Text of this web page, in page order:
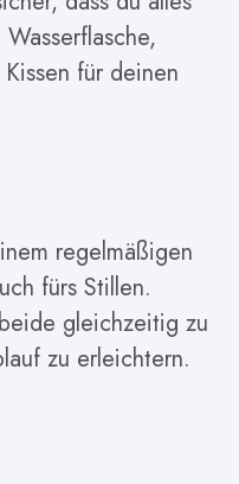
für deinen
regelmäßigen
fürs Stillen.
gleichzeitig zu
zu erleichtern.